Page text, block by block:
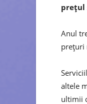
preţul
Anul
preţuri
altele
ultimii